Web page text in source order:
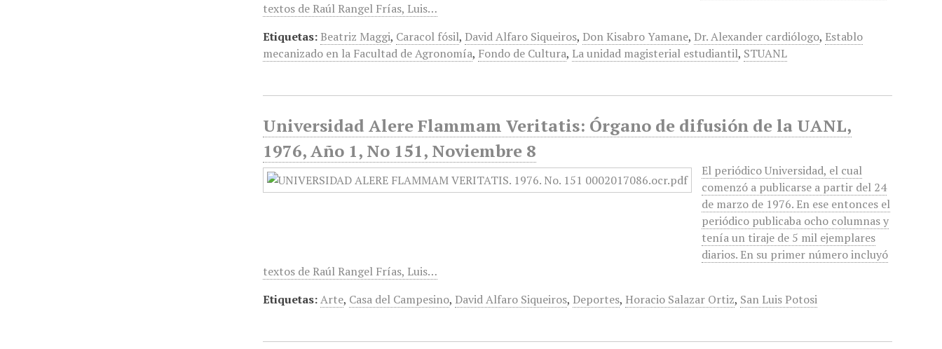
textos de Raúl Rangel Frías, Luis…
Etiquetas: Beatriz Maggi, Caracol fósil, David Alfaro Siqueiros, Don Kisabro Yamane, Dr. Alexander cardiólogo, Establo
mecanizado en la Facultad de Agronomía, Fondo de Cultura, La unidad magisterial estudiantil, STUANL
Universidad Alere Flammam Veritatis: Órgano de difusión de la UANL,
1976, Año 1, No 151, Noviembre 8
El periódico Universidad, el cual
comenzó a publicarse a partir del 24
de marzo de 1976. En ese entonces el
periódico publicaba ocho columnas y
tenía un tiraje de 5 mil ejemplares
diarios. En su primer número incluyó
textos de Raúl Rangel Frías, Luis…
Etiquetas:Arte, Casa del Campesino, David Alfaro Siqueiros, Deportes, Horacio Salazar Ortiz, San Luis Potosi